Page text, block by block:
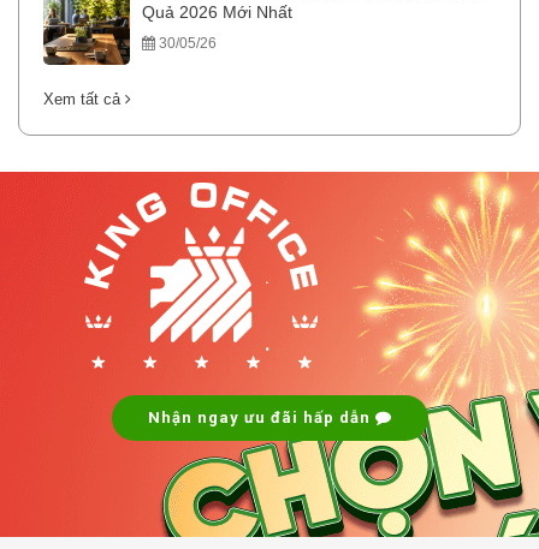
Quả 2026 Mới Nhất
30/05/26
Xem tất cả
.
.
Nhận ngay ưu đãi hấp dẫn